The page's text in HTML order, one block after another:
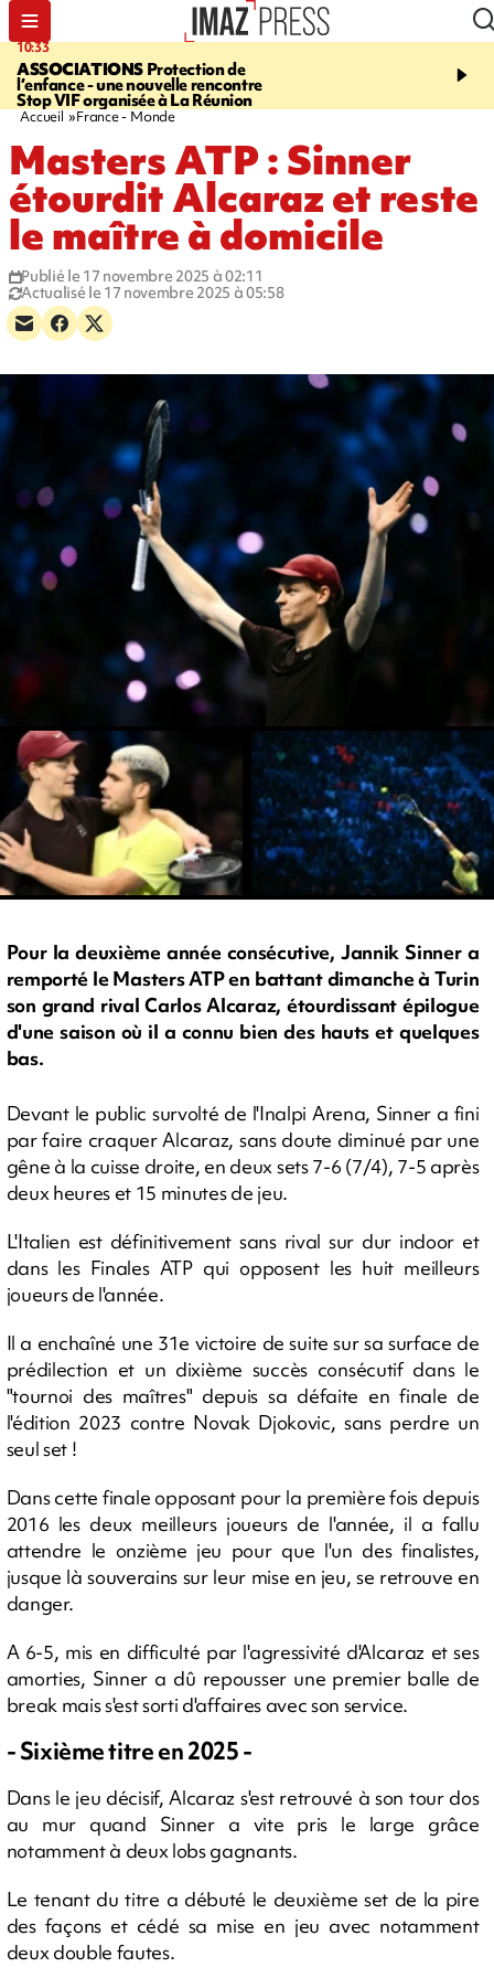
10:33
ASSOCIATIONSProtection de
l’enfance - une nouvelle rencontre
Stop VIF organisée à La Réunion
15:03
Vaste feu
l'ouest du pays, 20.000
Accueil France - Monde
Masters ATP : Sinner
étourdit Alcaraz et reste
le maître à domicile
Publié le 17 novembre 2025 à 02:11
Actualisé le 17 novembre 2025 à 05:58
Pour la deuxième année consécutive, Jannik Sinner a
remporté le Masters ATP en battant dimanche à Turin
son grand rival Carlos Alcaraz, étourdissant épilogue
d'une saison où il a connu bien des hauts et quelques
bas.
Devant le public survolté de l'Inalpi Arena, Sinner a fini
par faire craquer Alcaraz, sans doute diminué par une
gêne à la cuisse droite, en deux sets 7-6 (7/4), 7-5 après
deux heures et 15 minutes de jeu.
L'Italien est définitivement sans rival sur dur indoor et
dans les Finales ATP qui opposent les huit meilleurs
joueurs de l'année.
Il a enchaîné une 31e victoire de suite sur sa surface de
prédilection et un dixième succès consécutif dans le
"tournoi des maîtres" depuis sa défaite en finale de
l'édition 2023 contre Novak Djokovic, sans perdre un
seul set !
Dans cette finale opposant pour la première fois depuis
2016 les deux meilleurs joueurs de l'année, il a fallu
attendre le onzième jeu pour que l'un des finalistes,
jusque là souverains sur leur mise en jeu, se retrouve en
danger.
A 6-5, mis en difficulté par l'agressivité d'Alcaraz et ses
amorties, Sinner a dû repousser une premier balle de
break mais s'est sorti d'affaires avec son service.
- Sixième titre en 2025 -
Dans le jeu décisif, Alcaraz s'est retrouvé à son tour dos
au mur quand Sinner a vite pris le large grâce
notamment à deux lobs gagnants.
Le tenant du titre a débuté le deuxième set de la pire
des façons et cédé sa mise en jeu avec notamment
deux double fautes.